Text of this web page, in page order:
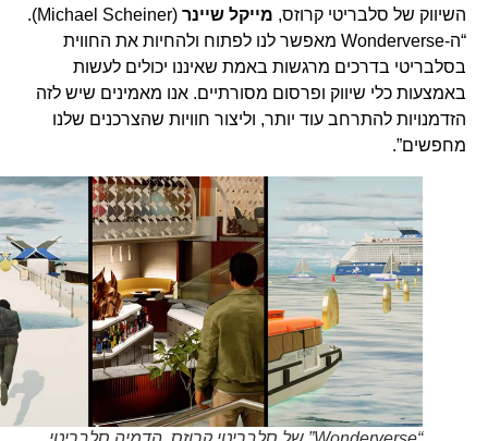
השיווק של סלבריטי קרוזס,מייקל שיינר
(Michael Scheiner).
“ה-Wonderverse מאפשר לנו לפתוח ולהחיות את החווית
בסלבריטי בדרכים מרגשות באמת שאיננו יכולים לעשות
באמצעות כלי שיווק ופרסום מסורתיים. אנו מאמינים שיש לזה
הזדמנויות להתרחב עוד יותר, וליצור חוויות שהצרכנים שלנו
מחפשים”.